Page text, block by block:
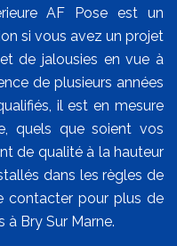
AF Pose est un
si vous avez un projet
de jalousies en vue à
de plusieurs années
il est en mesure
quels que soient vos
de qualité à la hauteur
dans les règles de
contacter pour plus de
à Bry Sur Marne.